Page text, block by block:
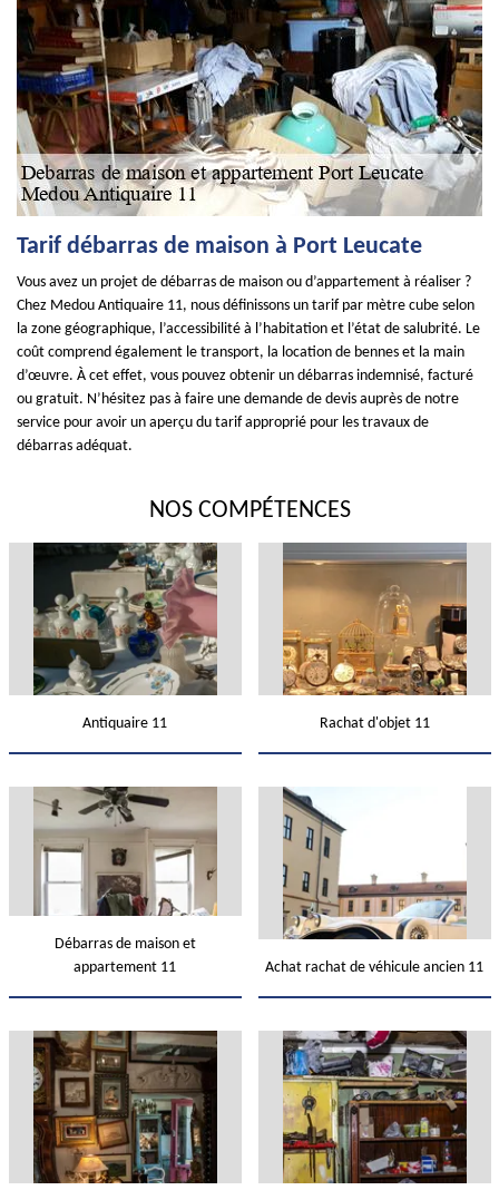
Tarif débarras de maison à Port Leucate
Vous avez un projet de débarras de maison ou d’appartement à réaliser ?
Chez Medou Antiquaire 11, nous définissons un tarif par mètre cube selon
la zone géographique, l’accessibilité à l’habitation et l’état de salubrité. Le
coût comprend également le transport, la location de bennes et la main
d’œuvre. À cet effet, vous pouvez obtenir un débarras indemnisé, facturé
ou gratuit. N’hésitez pas à faire une demande de devis auprès de notre
service pour avoir un aperçu du tarif approprié pour les travaux de
débarras adéquat.
NOS COMPÉTENCES
Antiquaire 11 Rachat d'objet 11
Débarras de maison et
appartement 11
Achat rachat de véhicule ancien 11